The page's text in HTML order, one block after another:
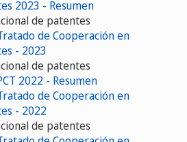
2023 - Resumen
de patentes
de Cooperación en
- 2023
de patentes
2022 - Resumen
de Cooperación en
- 2022
de patentes